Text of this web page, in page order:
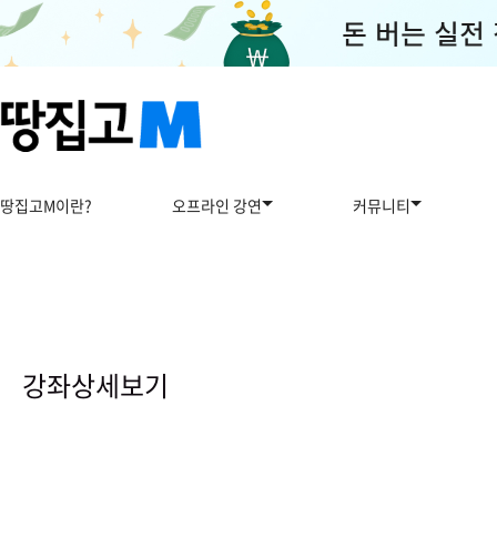
땅집고M이란? 오프라인 강연 커뮤니티
상강좌상세보기